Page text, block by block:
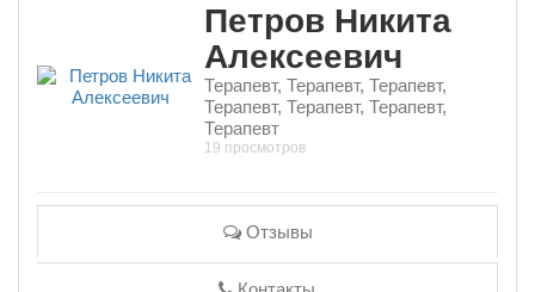
Петров Никита
Алексеевич
Терапевт, Терапевт, Терапевт,
Терапевт, Терапевт, Терапевт,
Терапевт
19 просмотров
Отзывы